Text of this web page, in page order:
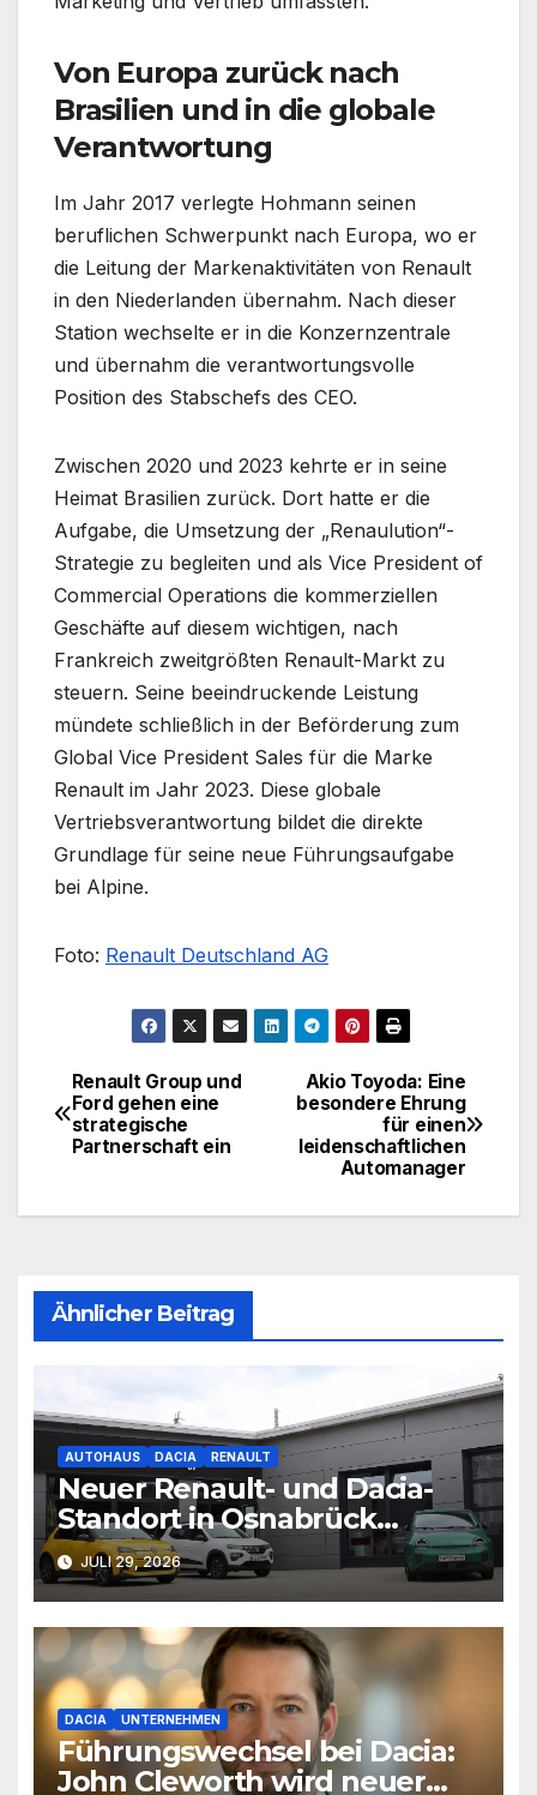
Von Europa zurück nach
Brasilien und in die globale
Verantwortung
Im Jahr 2017 verlegte Hohmann seinen
beruflichen Schwerpunkt nach Europa, wo er
die Leitung der Markenaktivitäten von Renault
in den Niederlanden übernahm. Nach dieser
Station wechselte er in die Konzernzentrale
und übernahm die verantwortungsvolle
Position des Stabschefs des CEO.
Zwischen 2020 und 2023 kehrte er in seine
Heimat Brasilien zurück. Dort hatte er die
Aufgabe, die Umsetzung der „Renaulution“-
Strategie zu begleiten und als Vice President of
Commercial Operations die kommerziellen
Geschäfte auf diesem wichtigen, nach
Frankreich zweitgrößten Renault-Markt zu
steuern. Seine beeindruckende Leistung
mündete schließlich in der Beförderung zum
Global Vice President Sales für die Marke
Renault im Jahr 2023. Diese globale
Vertriebsverantwortung bildet die direkte
Grundlage für seine neue Führungsaufgabe
bei Alpine.
Foto: Renault Deutschland AG
Beitragsnavigation
Akio Toyoda: Eine
besondere Ehrung
für einen
leidenschaftlichen
Automanager
Renault Group und
Ford gehen eine
strategische
Partnerschaft ein
Ähnlicher Beitrag
AUTOHAUS DACIA RENAULT
Neuer Renault- und Dacia-
Standort in Osnabrück
eröffnet
JULI 29, 2026
DACIA UNTERNEHMEN
Führungswechsel bei Dacia:
John Cleworth wird neuer